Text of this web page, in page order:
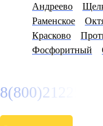
Андреево
Раменское
Красково
Фосфоритный
8(800)2122558